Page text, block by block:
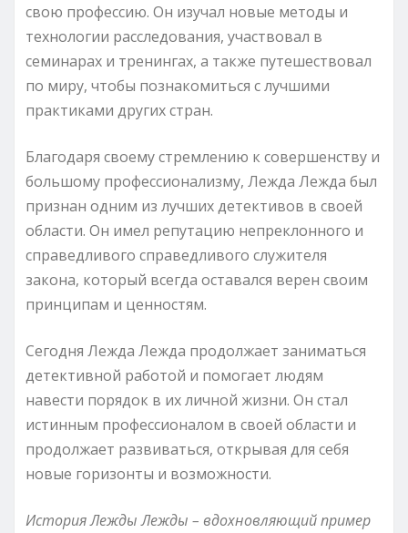
свою профессию. Он изучал новые методы и
технологии расследования, участвовал в
семинарах и тренингах, а также путешествовал
по миру, чтобы познакомиться с лучшими
практиками других стран.
Благодаря своему стремлению к совершенству и
большому профессионализму, Лежда Лежда был
признан одним из лучших детективов в своей
области. Он имел репутацию непреклонного и
справедливого справедливого служителя
закона, который всегда оставался верен своим
принципам и ценностям.
Сегодня Лежда Лежда продолжает заниматься
детективной работой и помогает людям
навести порядок в их личной жизни. Он стал
истинным профессионалом в своей области и
продолжает развиваться, открывая для себя
новые горизонты и возможности.
История Лежды Лежды – вдохновляющий пример